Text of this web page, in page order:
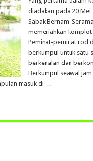
diadakan pada 20 Mei
Sabak Bernam.
memeriahkan
Peminat-peminat rod
berkumpul untuk satu
berkenalan dan
Berkumpul seawal
masuk di …